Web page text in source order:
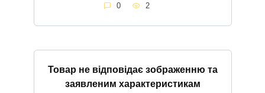
0 2
Товар не відповідає зображенню та
заявленим характеристикам